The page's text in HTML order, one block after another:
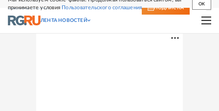
принимаете условия Пользовательского соглашения
OK
СВЕЖИЙ НОМЕР ПОДПИСКА
ЛЕНТА НОВОСТЕЙ